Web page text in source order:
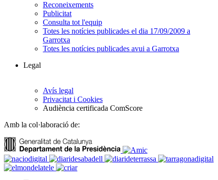
Reconeixements
Publicitat
Consulta tot l'equip
Totes les notícies publicades el dia 17/09/2009 a
Garrotxa
Totes les notícies publicades avui a Garrotxa
Legal
Avís legal
Privacitat i Cookies
Audiència certificada ComScore
Amb la col·laboració de: